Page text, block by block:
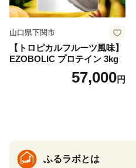
山口県下関市
【トロピカルフルーツ風味】
EZOBOLIC プロテイン 3kg
57,000円
ふるラボとは